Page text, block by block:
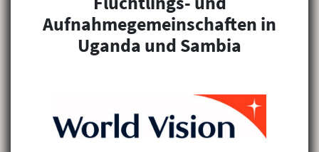
Aufnahmegemeinschaften in
Uganda und Sambia